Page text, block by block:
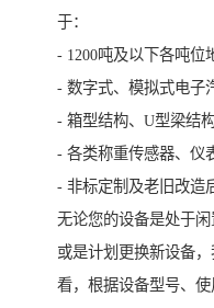
于：
- 1200吨及以下各吨位
- 数字式、模拟式电子
- 箱型结构、U型梁结
- 各类称重传感器、仪
- 非标定制及老旧改造
无论您的设备是处于闲
或是计划更换新设备
看，根据设备型号、